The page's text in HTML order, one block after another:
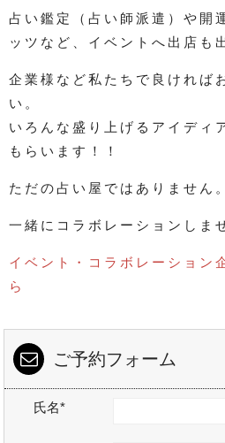
占い鑑定（占い師派遣）や開
ッツなど、イベントへ出店も
企業様など私たちで良ければ
い。
いろんな盛り上げるアイディ
もらいます！！
ただの占い屋ではありません。
一緒にコラボレーションしま
イベント・コラボレーション
ら
ご予約フォーム
氏名*